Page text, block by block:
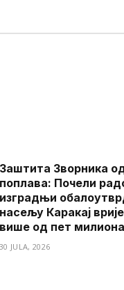
Заштита Зворника
поплава: Почели
изградњи
насељу Каракај
више од пет
30 JULA, 2026